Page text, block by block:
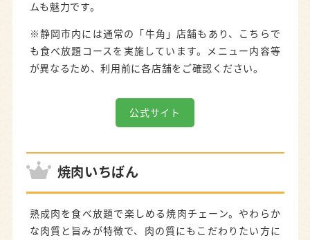
ムも魅力です。
※静岡市内には通常の「牛角」店舗もあり、こちらで
も食べ放題コースを実施しています。メニュー内容等
が異なるため、利用前に各店舗をご確認ください。
公式サイト
焼肉いちばん
熟成肉を食べ放題で楽しめる焼肉チェーン。やわらか
な肉質と旨みが特徴で、肉の質にもこだわりたい方に